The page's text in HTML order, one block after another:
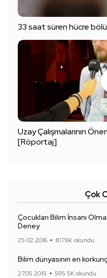
33 saat süren hücre
Uzay Çalışmalarının
[Röportaj]
Çok
Çocukları Bilim İnsanı
Deney
25.02.2016 817.6K okundu.
Bilim dünyasının en
27.05.2015 595.5K okundu.